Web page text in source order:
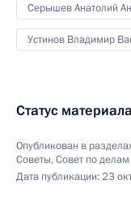
Серышев Анатолий
Устинов Владимир
Статус материала
Опубликован в
Советы,Совет по делам
Дата публикации:23